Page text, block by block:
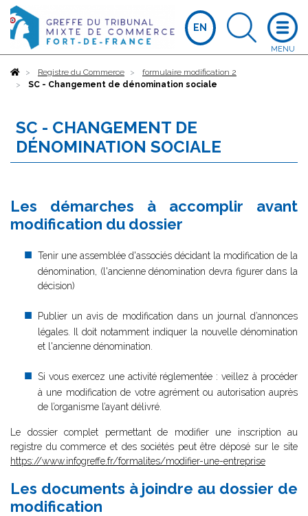
EN
AccueilRegistre du Commerce
formulaire modification 2
SC - Changement de dénomination sociale
SC - CHANGEMENT DE
DÉNOMINATION SOCIALE
Les démarches à accomplir avant
modification du dossier
Tenir une assemblée d'associés décidant la modification de la
dénomination, (l'ancienne dénomination devra figurer dans la
décision)
Publier un avis de modification dans un journal d’annonces
légales. Il doit notamment indiquer la nouvelle dénomination
et l'ancienne dénomination.
Si vous exercez une activité réglementée : veillez à procéder
à une modification de votre agrément ou autorisation auprès
de l’organisme l’ayant délivré.
Le dossier complet permettant de modifier une inscription au
registre du commerce et des sociétés peut être déposé sur le site
https://www.infogreffe.fr/formalites/modifier-une-entreprise
Les documents à joindre au dossier de
modification